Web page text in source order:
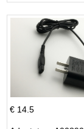
€ 14.5